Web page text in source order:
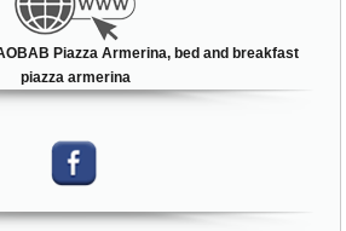
Piazza Armerina, bed and breakfast
piazza armerina